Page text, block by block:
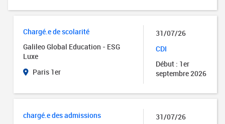
Chargé.e de scolarité
Galileo Global Education - ESG
Luxe
Paris 1er
31/07/26
CDI
Début : 1er
septembre 2026
chargé.e des admissions
31/07/26